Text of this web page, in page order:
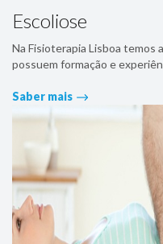
Escoliose
Na Fisioterapia Lisboa temos
possuem formação e
Saber mais